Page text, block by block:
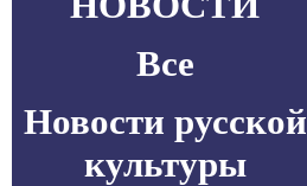
Все
Новости русской
культуры